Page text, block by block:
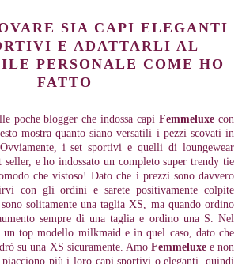
SIA CAPI ELEGANTI
E ADATTARLI AL
PERSONALE COME HO
FATTO
poche blogger che indossa capiFemmeluxe con
mostra quanto siano versatili i pezzi scovati in
i set sportivi e quelli di loungewear
seller, e ho indossato un completo super trendy tie
che vistoso! Dato che i prezzi sono davvero
con gli ordini e sarete positivamente colpite
solitamente una taglia XS, ma quando ordino
sempre di una taglia e ordino una S. Nel
top modello milkmaid e in quel caso, dato che
su una XS sicuramente. Amo Femmeluxee non
piacciono più i loro capi sportivi o eleganti, quindi